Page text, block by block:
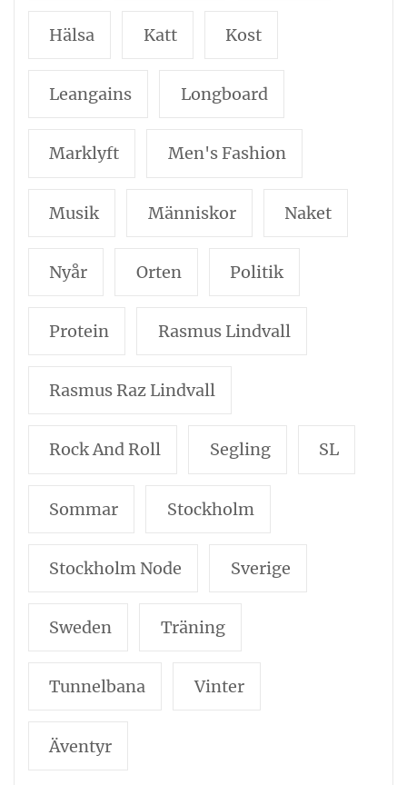
Hälsa Katt Kost
Leangains Longboard
Marklyft Men's Fashion
Musik Människor Naket
Nyår Orten Politik
Protein Rasmus Lindvall
Rasmus Raz Lindvall
Rock And Roll Segling SL
Sommar Stockholm
Stockholm Node Sverige
Sweden Träning
Tunnelbana Vinter
Äventyr